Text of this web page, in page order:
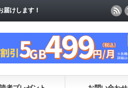
けします！
けします！